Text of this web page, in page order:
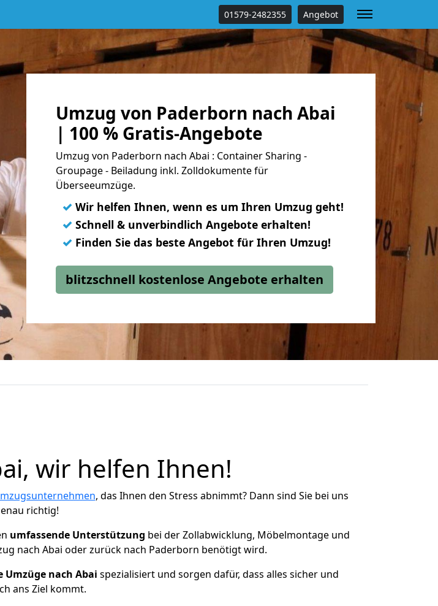
01579-2482355 Angebot
Umzug von Paderborn nach Abai
| 100 % Gratis-Angebote
Umzug von Paderborn nach Abai : Container Sharing -
Groupage - Beiladung inkl. Zolldokumente für
Überseeumzüge.
✓ Wir helfen Ihnen, wenn es um Ihren Umzug geht!
✓ Schnell & unverbindlich Angebote erhalten!
✓ Finden Sie das beste Angebot für Ihren Umzug!
blitzschnell kostenlose Angebote erhalten
wir helfen Ihnen!
, das Ihnen den Stress abnimmt? Dann sind Sie bei uns
richtig!
umfassende Unterstützung bei der Zollabwicklung, Möbelmontage und
nach Abai oder zurück nach Paderborn benötigt wird.
nach Abai spezialisiert und sorgen dafür, dass alles sicher und
ans Ziel kommt.